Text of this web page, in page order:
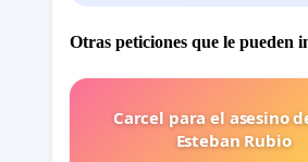
Otras peticiones que le pueden
Carcel para el asesino
Esteban Rubio